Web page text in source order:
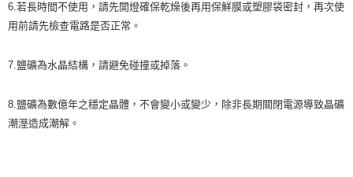
6.若長時間不使用，請先開燈確保乾燥後再用保鮮膜或塑膠袋密封，再次使
用前請先檢查電路是否正常。
7.鹽礦為水晶結構，請避免碰撞或掉落。
8.鹽礦為數億年之穩定晶體，不會變小或變少，除非長期關閉電源導致晶礦
潮溼造成潮解。